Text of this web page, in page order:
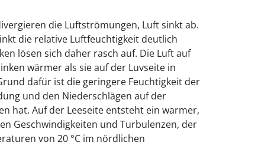
die Luftströmungen, Luft sinkt ab.
die relative Luftfeuchtigkeit deutlich
lösen sich daher rasch auf. Die Luft auf
wärmer als sie auf der Luvseite in
dafür ist die geringere Feuchtigkeit der
und den Niederschlägen auf der
hat. Auf der Leeseite entsteht ein warmer,
Geschwindigkeiten und Turbulenzen, der
von 20 °C im nördlichen